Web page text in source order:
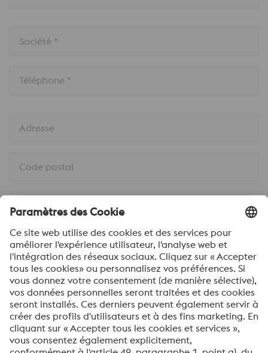
Société *
Téléphone *
Adresse
Code postal
Ville *
Pays *
Message *